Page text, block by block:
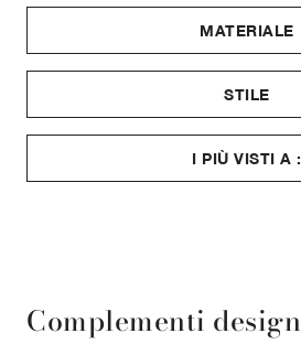
MATERIALE
STILE
I PIÙ VISTI A :
Complementi design